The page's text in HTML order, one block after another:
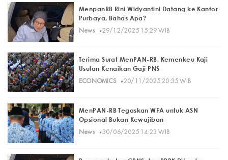
MenpanRB Rini Widyantini Datang ke Kantor
Purbaya, Bahas Apa?
News· 29/12/2025 15:29 WIB
Terima Surat MenPAN-RB, Kemenkeu Kaji
Usulan Kenaikan Gaji PNS
ECONOMICS· 20/11/2025 20:35 WIB
MenPAN-RB Tegaskan WFA untuk ASN
Opsional Bukan Kewajiban
News· 30/06/2025 14:23 WIB